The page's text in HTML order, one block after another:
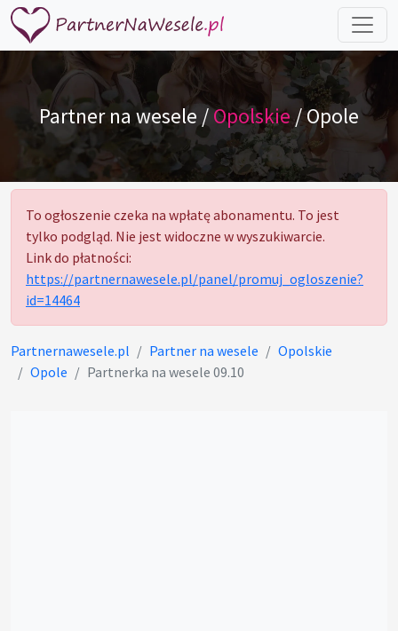
Partner na wesele /Opolskie / Opole
To ogłoszenie czeka na wpłatę abonamentu. To jest
tylko podgląd. Nie jest widoczne w wyszukiwarcie.
Link do płatności:
https://partnernawesele.pl/panel/promuj_ogloszenie?
id=14464
Partnernawesele.pl Partner na wesele
Opolskie
Opole
Partnerka na wesele 09.10